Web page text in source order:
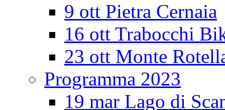
9 ott Pietra Cernaia
16 ott Trabocchi
23 ott Monte
Programma 2023
19 mar Lago di